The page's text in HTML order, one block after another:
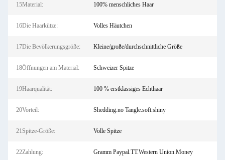
15Material: 100% menschliches Haar
16Die Haarkütze: Volles Häutchen
17Die Bevölkerungsgröße: Kleine/große/durchschnittliche Größe
18Öffnungen am Material: Schweizer Spitze
19Haarqualität: 100 % erstklassiges Echthaar
20Vorteil: Shedding.no Tangle.soft.shiny
21Spitze-Größe: Volle Spitze
22Zahlung: Gramm Paypal.TT.Western Union.Money